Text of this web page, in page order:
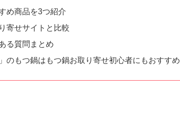
め商品を3つ紹介
寄せサイトと比較
る質問まとめ
のもつ鍋はもつ鍋お取り寄せ初心者にもおすすめ